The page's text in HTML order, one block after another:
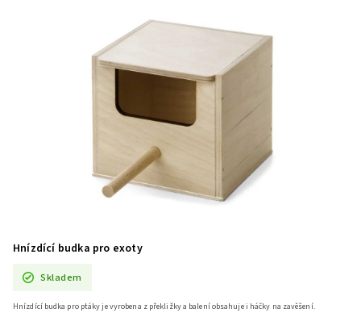
Hnízdící budka pro exoty
Skladem
Hnízdící budka pro ptáky je vyrobena z překližky a balení obsahuje i háčky na zavěšení.